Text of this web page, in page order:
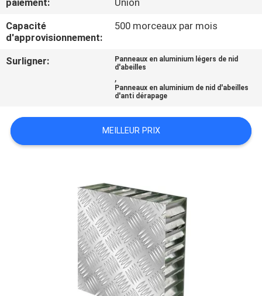
CONTACTEZ-
CAS
POLITIQUE
CONFIDENTIALITÉ
paiement:
Union
Capacité
d'approvisionnement:
500 morceaux par mois
Surligner:
Panneaux en aluminium légers de nid
d'abeilles
,
Panneaux en aluminium de nid d'abeilles
d'anti dérapage
MEILLEUR PRIX